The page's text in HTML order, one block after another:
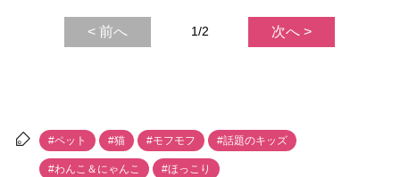
< 前へ 1/2 次へ >
#ペット #猫 #モフモフ #話題のキッズ
#わんこ＆にゃんこ #ほっこり